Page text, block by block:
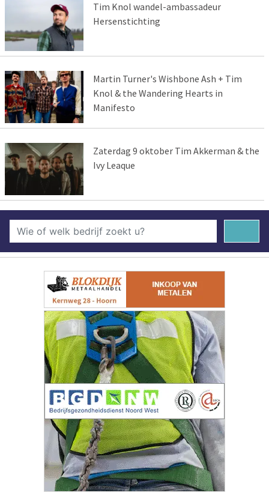
Tim Knol wandel-ambassadeur
Hersenstichting
Martin Turner's Wishbone Ash + Tim
Knol & the Wandering Hearts in
Manifesto
Zaterdag 9 oktober Tim Akkerman & the
Ivy Leaque